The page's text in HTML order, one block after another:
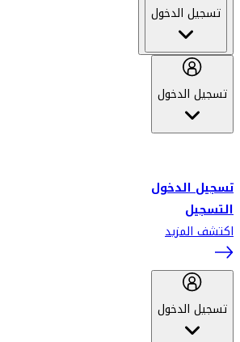
تسجيل الدخول
تسجيل الدخول
تسجيل الدخول
التسجيل
اكتشف المزيد
تسجيل الدخول